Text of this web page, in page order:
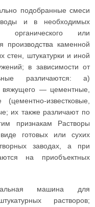
подобранные смеси
воды и в необходимых
органического или
производства каменной
стен, штукатурки и иной
в зависимости от
различаются: а)
— цементные,
известковые,
их также различают по
признакам Растворы
готовых или сухих
заводах, а при
на приобъектных
машина для
растворов;